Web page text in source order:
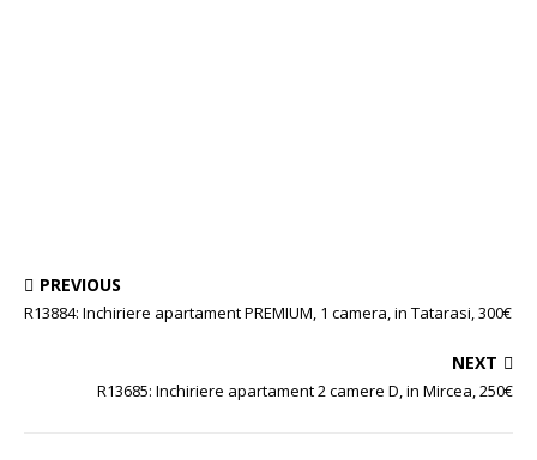
PREVIOUS
R13884: Inchiriere apartament PREMIUM, 1 camera, in Tatarasi, 300€
NEXT
R13685: Inchiriere apartament 2 camere D, in Mircea, 250€